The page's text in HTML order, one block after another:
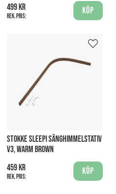
499 kr
Rek. pris:
Köp
STOKKE SLEEPI SÄNGHIMMELSTATIV
V3, WARM BROWN
459 kr
Rek. pris:
Köp